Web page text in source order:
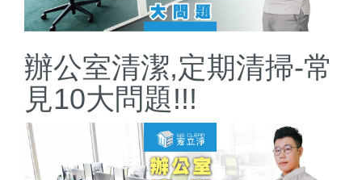
辦公室清潔,定期清掃-常
見10大問題!!!